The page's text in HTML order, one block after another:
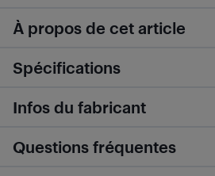
À propos de cet article
Spécifications
Infos du fabricant
Questions fréquentes